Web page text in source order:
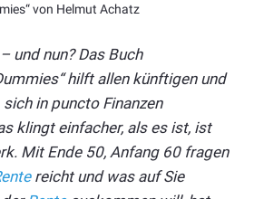
von Helmut Achatz
und nun? Das Buch
hilft allen künftigen und
in puncto Finanzen
klingt einfacher, als es ist, ist
Mit Ende 50, Anfang 60 fragen
reicht und was auf Sie